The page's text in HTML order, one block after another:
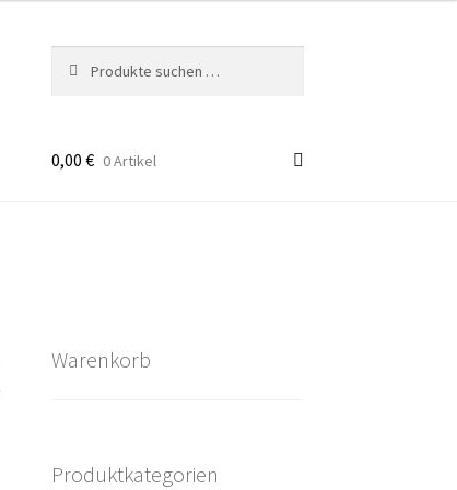
nach:
0,00 € 0 Artikel
Warenkorb
Produktkategorien